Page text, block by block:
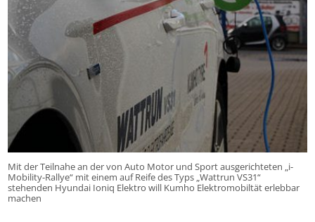
Mit der Teilnahe an der von Auto Motor und Sport ausgerichteten „i-
Mobility-Rallye“ mit einem auf Reife des Typs „Wattrun VS31“
stehenden Hyundai Ioniq Elektro will Kumho Elektromobiltät erlebbar
machen